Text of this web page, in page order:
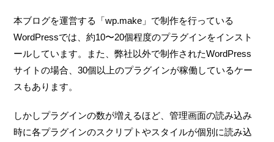
本ブログを運営する「wp.make」で制作を行っている
WordPressでは、約10〜20個程度のプラグインをインスト
ールしています。また、弊社以外で制作されたWordPress
サイトの場合、30個以上のプラグインが稼働しているケー
スもあります。
しかしプラグインの数が増えるほど、管理画面の読み込み
時に各プラグインのスクリプトやスタイルが個別に読み込